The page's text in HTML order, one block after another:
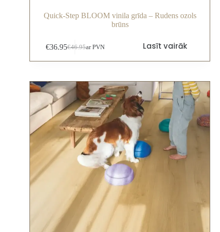
Quick-Step BLOOM vinila grīda – Rudens ozols
brūns
€46.95
€36.95 ar PVN Lasīt vairāk